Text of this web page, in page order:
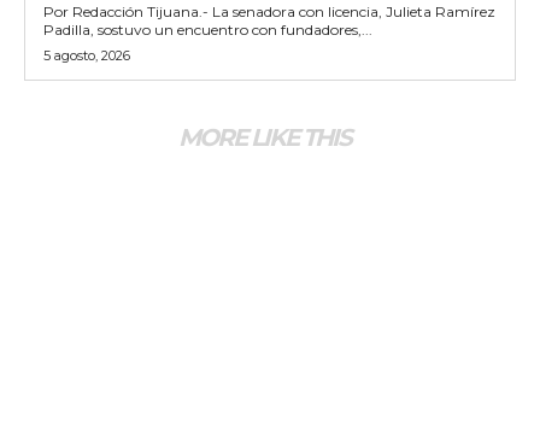
Por Redacción Tijuana.- La senadora con licencia, Julieta Ramírez
Padilla, sostuvo un encuentro con fundadores,...
5 agosto, 2026
MORE LIKE THIS